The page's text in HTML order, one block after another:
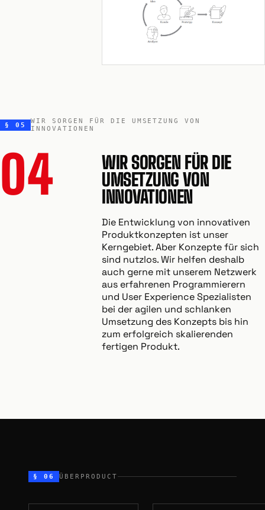
§ 05
WIR SORGEN FÜR DIE UMSETZUNG VON
INNOVATIONEN
04
WIR SORGEN FÜR DIE
UMSETZUNG VON
INNOVATIONEN
Die Entwicklung von innovativen
Produktkonzepten ist unser
Kerngebiet. Aber Konzepte für sich
sind nutzlos. Wir helfen deshalb
auch gerne mit unserem Netzwerk
aus erfahrenen Programmierern
und User Experience Spezialisten
bei der agilen und schlanken
Umsetzung des Konzepts bis hin
zum erfolgreich skalierenden
fertigen Produkt.
§ 06 ÜBERPRODUCT